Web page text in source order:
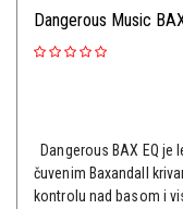
Dangerous Music
Dangerous BAX EQ
čuvenim Baxandall
kontrolu nad basom i